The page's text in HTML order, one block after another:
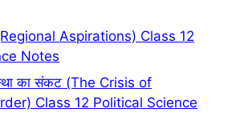
(Regional Aspirations) Class 12
Notes
का संकट (The Crisis of
Class 12 Political Science